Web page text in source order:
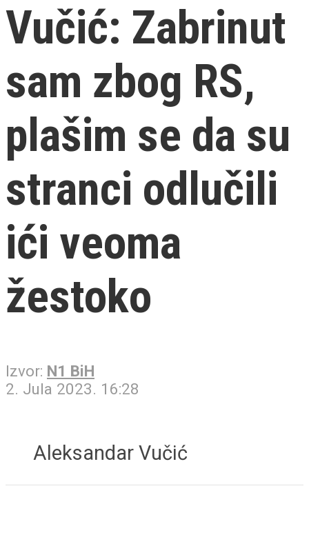
Vučić: Zabrinut
sam zbog RS,
plašim se da su
stranci odlučili
ići veoma
žestoko
Izvor: N1 BiH
2. Jula 2023. 16:28
Aleksandar Vučić